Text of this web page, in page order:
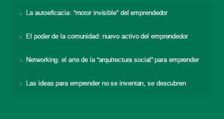
La autoeficacia: “motor invisible” del emprendedor
El poder de la comunidad: nuevo activo del emprendedor
Networking: el arte de la “arquitectura social” para emprender
Las ideas para emprender no se inventan, se descubren